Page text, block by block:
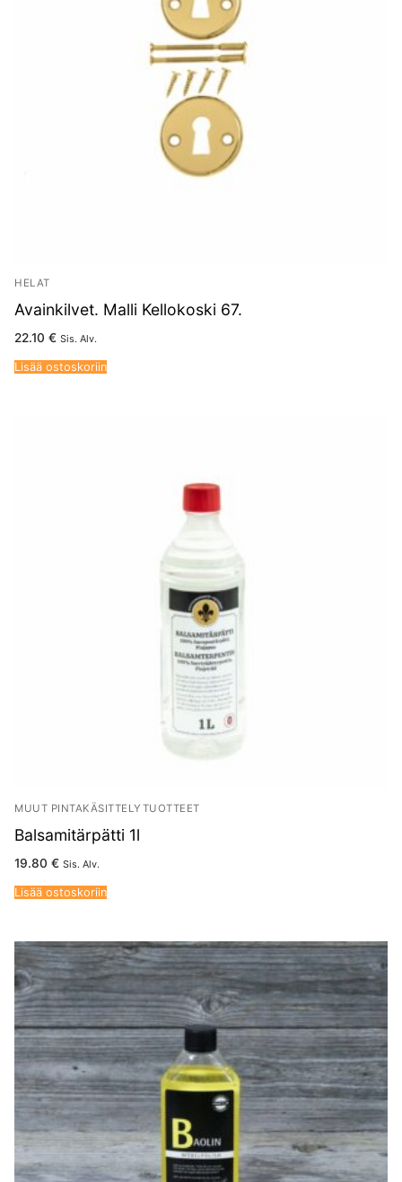
HELAT
Avainkilvet. Malli Kellokoski 67.
22.10 € Sis. Alv.
Lisää ostoskoriin
MUUT PINTAKÄSITTELYTUOTTEET
Balsamitärpätti 1l
19.80 € Sis. Alv.
Lisää ostoskoriin